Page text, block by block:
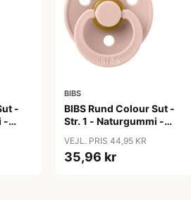
-
-
BIBS
BIBS Rund Colour Sut -
Str. 1 - Naturgummi -
VEJL. PRIS 44,95 KR
35,96 kr